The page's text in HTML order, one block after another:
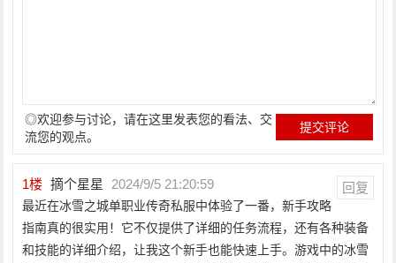
◎欢迎参与讨论，请在这里发表您的看法、交
流您的观点。
1楼 摘个星星 2024/9/5 21:20:59 回复
最近在冰雪之城单职业传奇私服中体验了一番，新手攻略
指南真的很实用！它不仅提供了详细的任务流程，还有各种装备
和技能的详细介绍，让我这个新手也能快速上手。游戏中的冰雪